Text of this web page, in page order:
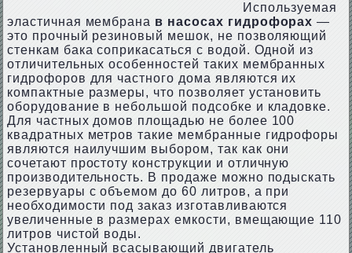
Используемая
эластичная мембрана в насосах гидрофорах —
это прочный резиновый мешок, не позволяющий
стенкам бака соприкасаться с водой. Одной из
отличительных особенностей таких мембранных
гидрофоров для частного дома являются их
компактные размеры, что позволяет установить
оборудование в небольшой подсобке и кладовке.
Для частных домов площадью не более 100
квадратных метров такие мембранные гидрофоры
являются наилучшим выбором, так как они
сочетают простоту конструкции и отличную
производительность. В продаже можно подыскать
резервуары с объемом до 60 литров, а при
необходимости под заказ изготавливаются
увеличенные в размерах емкости, вмещающие 110
литров чистой воды.
Установленный всасывающий двигатель